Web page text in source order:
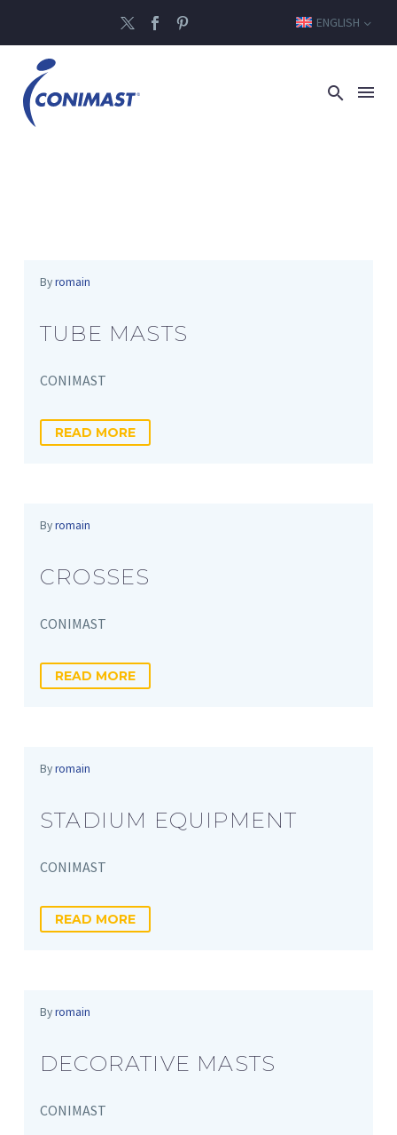
ENGLISH
Byromain
TUBE MASTS
CONIMAST
READ MORE
Byromain
CROSSES
CONIMAST
READ MORE
Byromain
STADIUM EQUIPMENT
CONIMAST
READ MORE
Byromain
DECORATIVE MASTS
CONIMAST